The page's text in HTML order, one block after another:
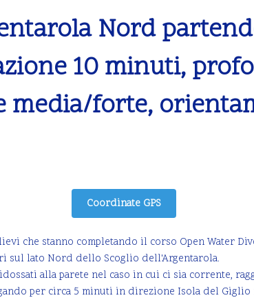
Nord
10 minuti,
forte,
Coordinate GPS
che stanno completando il corso Open Water
sul lato Nord dello Scoglio dell'Argentarola.
alla parete nel caso in cui ci sia corrente,
per circa 5 minuti in direzione Isola del